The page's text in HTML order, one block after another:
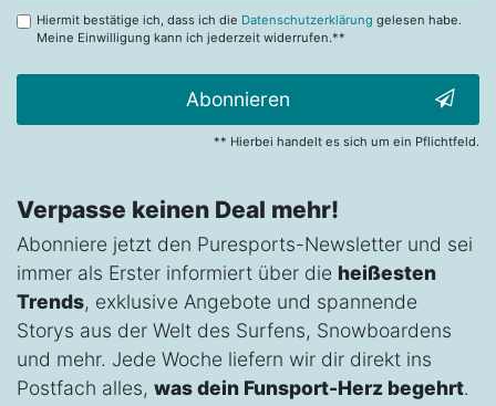
Hiermit bestätige ich, dass ich die Datenschutzerklärung gelesen habe.
Meine Einwilligung kann ich jederzeit widerrufen.**
Abonnieren
** Hierbei handelt es sich um ein Pflichtfeld.
Verpasse keinen Deal mehr!
Abonniere jetzt den Puresports-Newsletter und sei
immer als Erster informiert über die heißesten
Trends, exklusive Angebote und spannende
Storys aus der Welt des Surfens, Snowboardens
und mehr. Jede Woche liefern wir dir direkt ins
Postfach alles, was dein Funsport-Herz begehrt.